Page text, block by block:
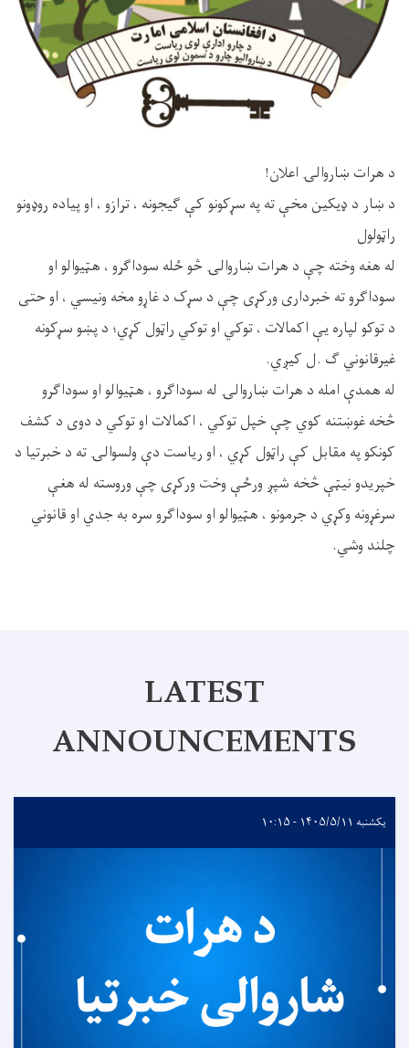
د هرات ښاروالۍ اعلان!
د ښار د ډیکین مخې ته په سړکونو کې ګیجونه ، ترازو ، او پیاده روډونو
راټولول
له هغه وخته چې د هرات ښاروالۍ څو ځله سوداګرو ، هټیوالو او
سوداګرو ته خبرداری ورکړی چې د سړک د غاړو مخه ونیسي ، او حتی
د توکو لپاره یې اکمالات ، توکي او توکي راټول کړي؛ د پښو سړکونه
غیرقانوني ګ .ل کیږي.
له همدې امله د هرات ښاروالۍ له سوداګرو ، هټیوالو او سوداګرو
څخه غوښتنه کوي چې خپل توکي ، اکمالات او توکي د دوی د کشف
کونکو په مقابل کې راټول کړي ، او ریاست دې ولسوالۍ ته د خبرتیا د
خپریدو نیټې څخه شپږ ورځې وخت ورکړی چې وروسته له هغې
سرغړونه وکړي د جرمونو ، هټیوالو او سوداګرو سره به جدي او قانوني
چلند وشي.
LATEST
ANNOUNCEMENTS
یکشنبه ۱۴۰۵/۵/۱۱ - ۱۰:۱۵